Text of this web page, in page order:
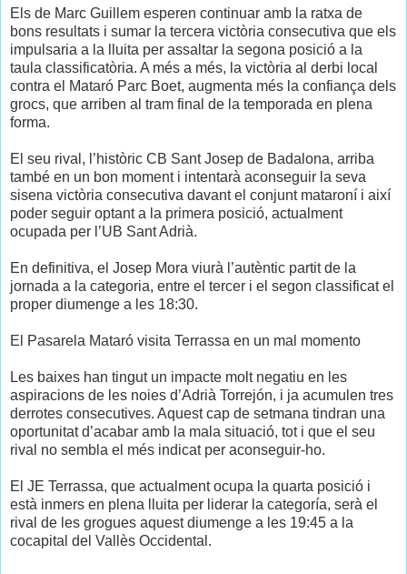
Els de Marc Guillem esperen continuar amb la ratxa de
bons resultats i sumar la tercera victòria consecutiva que els
impulsaria a la lluita per assaltar la segona posició a la
taula classificatòria. A més a més, la victòria al derbi local
contra el Mataró Parc Boet, augmenta més la confiança dels
grocs, que arriben al tram final de la temporada en plena
forma.
El seu rival, l’històric CB Sant Josep de Badalona, arriba
també en un bon moment i intentarà aconseguir la seva
sisena victòria consecutiva davant el conjunt mataroní i així
poder seguir optant a la primera posició, actualment
ocupada per l’UB Sant Adrià.
En definitiva, el Josep Mora viurà l’autèntic partit de la
jornada a la categoria, entre el tercer i el segon classificat el
proper diumenge a les 18:30.
El Pasarela Mataró visita Terrassa en un mal momento
Les baixes han tingut un impacte molt negatiu en les
aspiracions de les noies d’Adrià Torrejón, i ja acumulen tres
derrotes consecutives. Aquest cap de setmana tindran una
oportunitat d’acabar amb la mala situació, tot i que el seu
rival no sembla el més indicat per aconseguir-ho.
El JE Terrassa, que actualment ocupa la quarta posició i
està inmers en plena lluita per liderar la categoría, serà el
rival de les grogues aquest diumenge a les 19:45 a la
cocapital del Vallès Occidental.